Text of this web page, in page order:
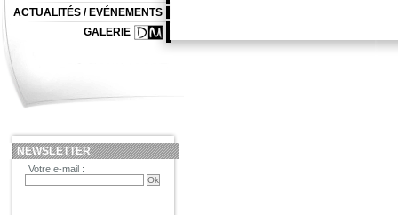
ACTUALITÉS / EVÉNEMENTS
GALERIE
NEWSLETTER
Votre e-mail :